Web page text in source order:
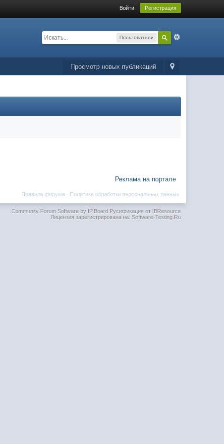
Войти Регистрация
Пользователи
Просмотр новых публикаций
Реклама на портале
Политика обработки персональных данных
Правила форума ·
Community Forum Software by IP.BoardРусификация от IBResource
Лицензия зарегистрирована на: Software-Testing.Ru